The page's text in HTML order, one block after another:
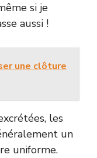
si je
aussi !
une clôture
les
un
uniforme.